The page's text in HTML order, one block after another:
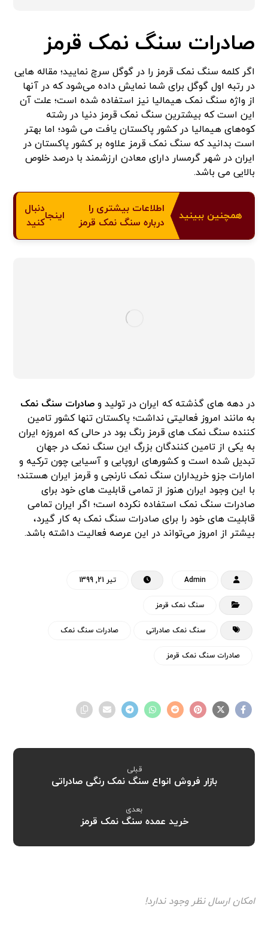
صادرات سنگ نمک قرمز
اگر کلمه سنگ نمک قرمز را در گوگل سرچ نمایید؛ مقاله هایی
در رتبه اول گوگل برای شما نمایش داده می‌شود که در آنها
از واژه سنگ نمک هیمالیا نیز استفاده شده است؛ علت آن
این است که بیشترین سنگ نمک قرمز دنیا در رشته
کوه‌های هیمالیا در کشور پاکستان یافت می شود؛ اما بهتر
است بدانید که سنگ نمک قرمز علاوه بر کشور پاکستان در
ایران در شهر گرمسار دارای معادن ارزشمند با درصد خلوص
بالایی می باشد.
همچنین ببینید
اطلاعات بیشتری را
درباره سنگ نمک قرمز
اینجا
دنبال
کنید
در دهه های گذشته که ایران در تولید وصادرات سنگ نمک
به مانند امروز فعالیتی نداشت؛ پاکستان تنها کشور تامین
کننده سنگ نمک های قرمز رنگ بود در حالی که امروزه ایران
به یکی از تامین کنندگان بزرگ این سنگ نمک در جهان
تبدیل شده است و کشورهای اروپایی و آسیایی چون ترکیه و
امارات جزو خریداران سنگ نمک نارنجی و قرمز ایران هستند؛
با این وجود ایران هنوز از تمامی قابلیت های خود برای
صادرات سنگ نمک استفاده نکرده است؛ اگر ایران تمامی
قابلیت های خود را برای صادرات سنگ نمک به کار گیرد،
بیشتر از امروز می‌تواند در این عرصه فعالیت داشته باشد.
Admin تیر 21, 1399
سنگ نمک قرمز
سنگ نمک صادراتی صادرات سنگ نمک
صادرات سنگ نمک قرمز
قبلی
بازار فروش انواع سنگ نمک رنگی صادراتی
بعدی
خرید عمده سنگ نمک قرمز
امکان ارسال نظر وجود ندارد!